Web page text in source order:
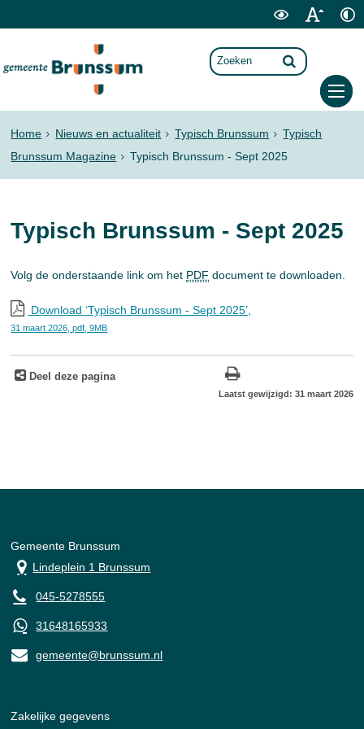
Home Nieuws en actualiteit Typisch Brunssum
Typisch
Brunssum Magazine
Typisch Brunssum - Sept 2025
Typisch Brunssum - Sept 2025
Volg de onderstaande link om het PDF document te downloaden.
Download ‘Typisch Brunssum - Sept 2025’,
31 maart 2026,pdf , 9MB
Deel deze pagina
Laatst gewijzigd: 31 maart 2026
Gemeente Brunssum
Lindeplein 1 Brunssum
045-5278555
31648165933
gemeente@brunssum.nl
Zakelijke gegevens